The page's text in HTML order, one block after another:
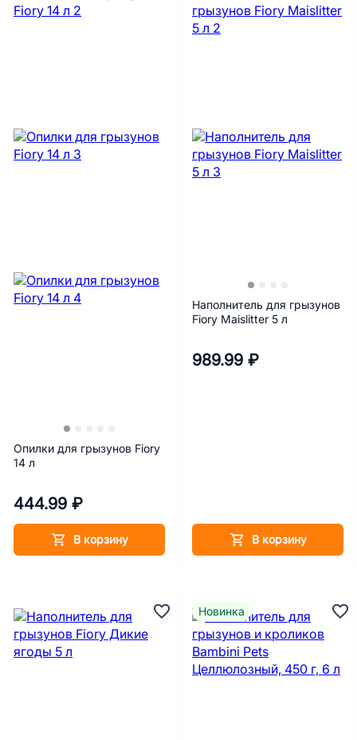
Опилки для грызунов Fiory
14 л
444.99 ₽
В корзину
Наполнитель для грызунов
Fiory Maislitter 5 л
989.99 ₽
В корзину
Новинка